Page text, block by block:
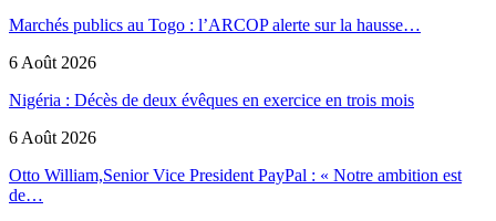
Marchés publics au Togo : l’ARCOP alerte sur la hausse…
6 Août 2026
Nigéria : Décès de deux évêques en exercice en trois mois
6 Août 2026
Otto William,Senior Vice President PayPal : « Notre ambition est
de…